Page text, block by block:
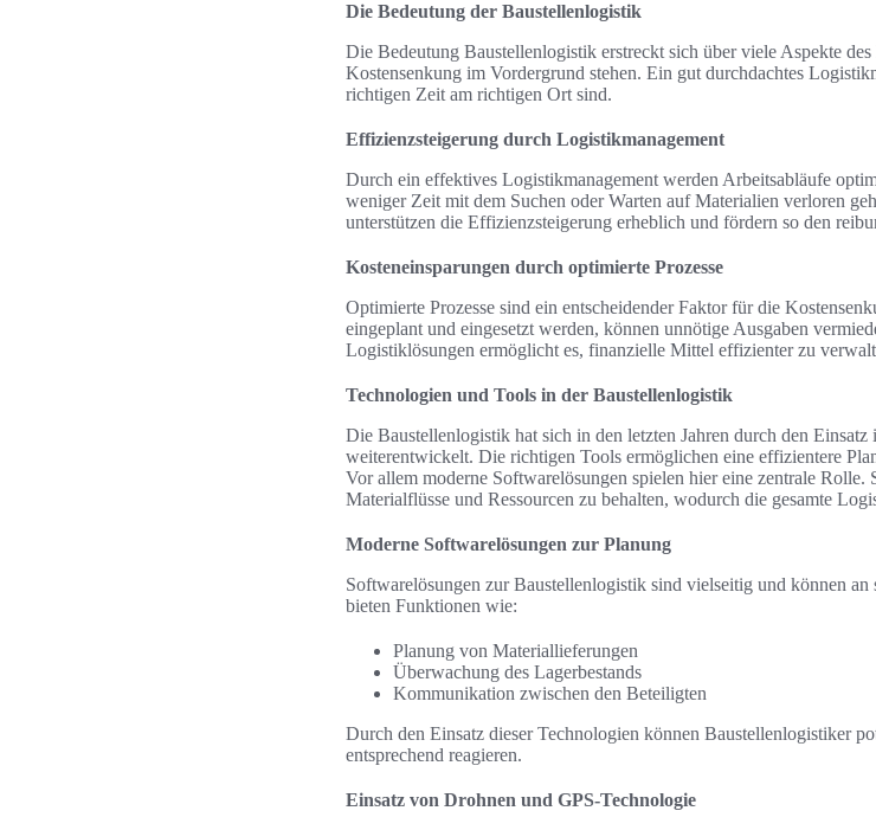
Die Bedeutung der Baustellenlogistik
Die Bedeutung Baustellenlogistik erstreckt sich über viele Aspekte
Kostensenkung im Vordergrund stehen. Ein gut durchdachtes
richtigen Zeit am richtigen Ort sind.
Effizienzsteigerung durch Logistikmanagement
Durch ein effektives Logistikmanagement werden Arbeitsabläufe
weniger Zeit mit dem Suchen oder Warten auf Materialien verloren
unterstützen die Effizienzsteigerung erheblich und fördern so den
Kosteneinsparungen durch optimierte Prozesse
Optimierte Prozesse sind ein entscheidender Faktor für die
eingeplant und eingesetzt werden, können unnötige Ausgaben
Logistiklösungen ermöglicht es, finanzielle Mittel effizienter zu
Technologien und Tools in der Baustellenlogistik
Die Baustellenlogistik hat sich in den letzten Jahren durch den
weiterentwickelt. Die richtigen Tools ermöglichen eine effizientere
Vor allem moderne Softwarelösungen spielen hier eine zentrale
Materialflüsse und Ressourcen zu behalten, wodurch die gesamte
Moderne Softwarelösungen zur Planung
Softwarelösungen zur Baustellenlogistik sind vielseitig und können an
bieten Funktionen wie:
Planung von Materiallieferungen
Überwachung des Lagerbestands
Kommunikation zwischen den Beteiligten
Durch den Einsatz dieser Technologien können Baustellenlogistiker
entsprechend reagieren.
Einsatz von Drohnen und GPS-Technologie